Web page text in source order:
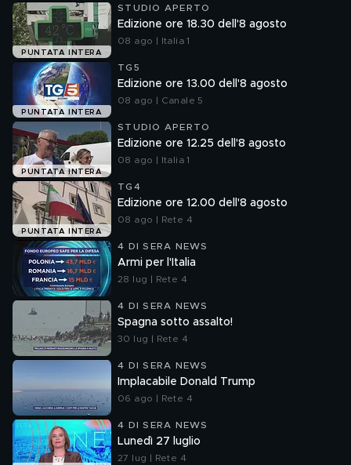
PUNTATA INTERA
STUDIO APERTO
Edizione ore 18.30 dell'8 agosto
08 ago | Italia 1
PUNTATA INTERA
TG5
Edizione ore 13.00 dell'8 agosto
08 ago | Canale 5
PUNTATA INTERA
STUDIO APERTO
Edizione ore 12.25 dell'8 agosto
08 ago | Italia 1
PUNTATA INTERA
TG4
Edizione ore 12.00 dell'8 agosto
08 ago | Rete 4
4 DI SERA NEWS
Armi per l'Italia
28 lug | Rete 4
4 DI SERA NEWS
Spagna sotto assalto!
30 lug | Rete 4
4 DI SERA NEWS
Implacabile Donald Trump
06 ago | Rete 4
4 DI SERA NEWS
Lunedì 27 luglio
27 lug | Rete 4